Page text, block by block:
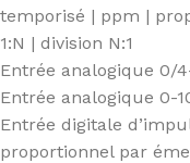
temporisé | ppm |
1:N | division N:1
Entrée analogique 0/
Entrée analogique 0-
Entrée digitale
proportionnel par